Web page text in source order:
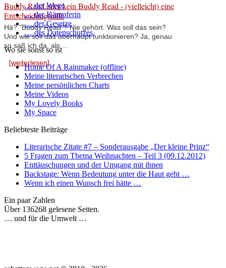
Buddy Read oder kein Buddy Read - (vielleicht) eine
Entscheidungshilfe
Hä? "Buddy Read"? Nie gehört. Was soll das sein?
Und wie soll das überhaupt funktionieren? Ja, genau
so saß ich da, als ...
[weiterlesen]
… der Wege
… der Kämpferin
… der Gesetze
… des Datenschutzes
Wo sie sonst so ist
Home Of A Rainmaker (offline)
Meine literarischen Verbrechen
Meine persönlichen Charts
Meine Videos
My Lovely Books
My Space
Beliebteste Beiträge
Literarische Zitate #7 – Sonderausgabe „Der kleine Prinz“
5 Fragen zum Thema Weihnachten – Teil 3 (09.12.2012)
Enttäuschungen und der Umgang mit ihnen
Backstage: Wenn Bedeutung unter die Haut geht …
Wenn ich einen Wunsch frei hätte …
Ein paar Zahlen
Über 136268 gelesene Seiten.
… und für die Umwelt …